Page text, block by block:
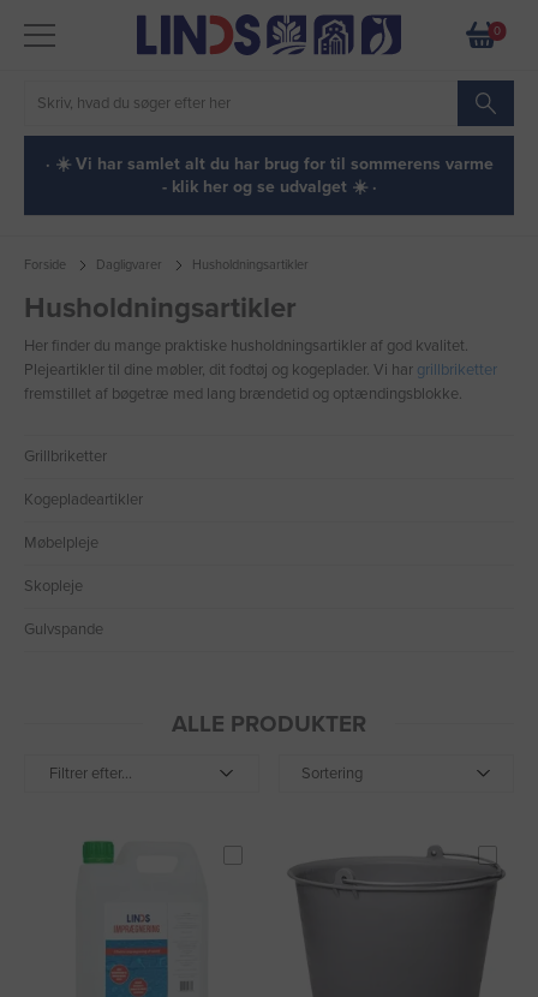
0
· ☀️ Vi har samlet alt du har brug for til sommerens varme
- klik her og se udvalget ☀️ ·
Forside Dagligvarer Husholdningsartikler
Husholdningsartikler
Her finder du mange praktiske husholdningsartikler af god kvalitet.
Plejeartikler til dine møbler, dit fodtøj og kogeplader. Vi har grillbriketter
fremstillet af bøgetræ med lang brændetid og optændingsblokke.
Grillbriketter
Kogepladeartikler
Møbelpleje
Skopleje
Gulvspande
ALLE PRODUKTER
Filtrer efter... Sortering